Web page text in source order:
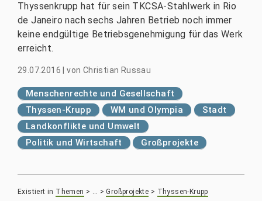
Thyssenkrupp hat für sein TKCSA-Stahlwerk in Rio
de Janeiro nach sechs Jahren Betrieb noch immer
keine endgültige Betriebsgenehmigung für das Werk
erreicht.
29.07.2016 |von Christian Russau
Menschenrechte und Gesellschaft
Thyssen-Krupp
WM und Olympia
Stadt
Landkonflikte und Umwelt
Politik und Wirtschaft
Großprojekte
Existiert in Themen > … >Großprojekte > Thyssen-Krupp